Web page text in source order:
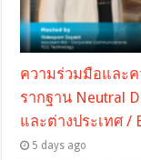
ความร่วมมือและ
รากฐาน Neutral
และต่างประเทศ /
5 days ago